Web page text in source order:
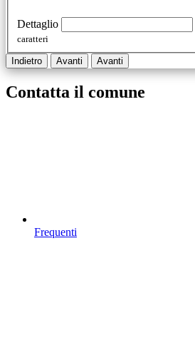
Dettaglio
caratteri
Indietro Avanti Avanti
Contatta il comune
Frequenti